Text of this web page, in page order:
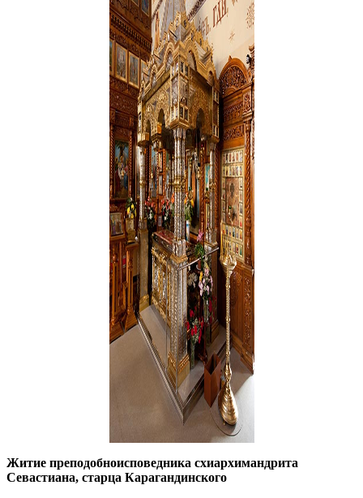
Житие преподобноисповедника схиархимандрита
Севастиана, старца Карагандинского